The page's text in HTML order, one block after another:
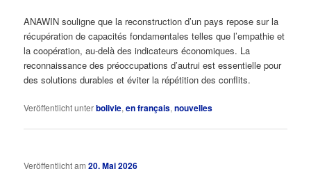
ANAWIN souligne que la reconstruction d’un pays repose sur la
récupération de capacités fondamentales telles que l’empathie et
la coopération, au-delà des indicateurs économiques. La
reconnaissance des préoccupations d’autrui est essentielle pour
des solutions durables et éviter la répétition des conflits.
Veröffentlicht unterbolivie,en français,nouvelles
Veröffentlicht am20. Mai 2026